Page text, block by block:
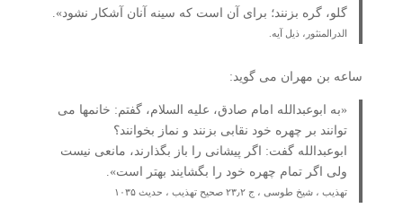
گلو، گره بزنند؛ برای آن است که سینه آنان آشکار نشود».
الدرالمنثور، ذیل آیه.
ساعه بن مهران می گوید:
«به ابوعبدالله امام صادق، علیه السلام، گفتم: خانمها می
توانند بر چهره خود نقابی بزنند و نماز بخوانند؟
ابوعبدالله گفت: اگر پیشانی را باز بگذارند، مانعی نیست
ولی اگر تمام چهره خود را بگشایند بهتر است».
تهذیب ، شیخ طوسی ، ج ۲۳٫۲ صحیح تهذیب ، حدیث ۱۰۳۵